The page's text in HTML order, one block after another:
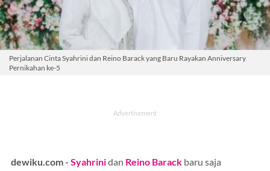
Perjalanan Cinta Syahrini dan Reino Barack yang Baru Rayakan Anniversary
Pernikahan ke-5
dewiku.com - Syahrinidan Reino Barack baru saja